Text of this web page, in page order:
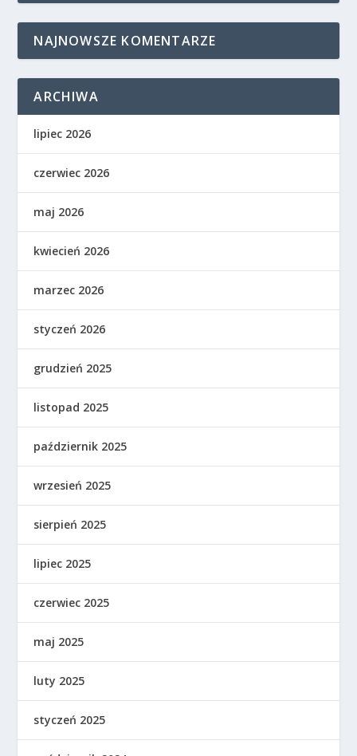
NAJNOWSZE KOMENTARZE
ARCHIWA
lipiec 2026
czerwiec 2026
maj 2026
kwiecień 2026
marzec 2026
styczeń 2026
grudzień 2025
listopad 2025
październik 2025
wrzesień 2025
sierpień 2025
lipiec 2025
czerwiec 2025
maj 2025
luty 2025
styczeń 2025